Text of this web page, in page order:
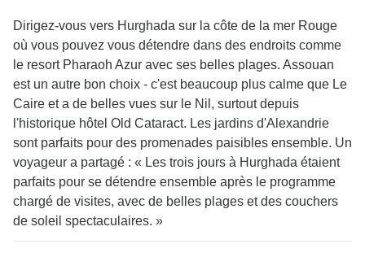
Dirigez-vous vers Hurghada sur la côte de la mer Rouge
où vous pouvez vous détendre dans des endroits comme
le resort Pharaoh Azur avec ses belles plages. Assouan
est un autre bon choix - c'est beaucoup plus calme que Le
Caire et a de belles vues sur le Nil, surtout depuis
l'historique hôtel Old Cataract. Les jardins d'Alexandrie
sont parfaits pour des promenades paisibles ensemble. Un
voyageur a partagé : « Les trois jours à Hurghada étaient
parfaits pour se détendre ensemble après le programme
chargé de visites, avec de belles plages et des couchers
de soleil spectaculaires. »